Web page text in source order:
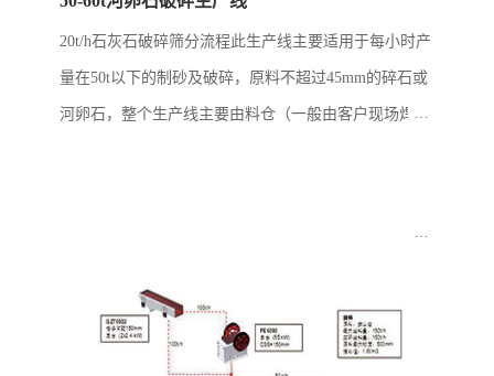
20t/h石灰石破碎筛分流程此生产线主要适用于每小时产
量在50t以下的制砂及破碎，原料不超过45mm的碎石或
河卵石，整个生产线主要由料仓（一般由客户现场焊